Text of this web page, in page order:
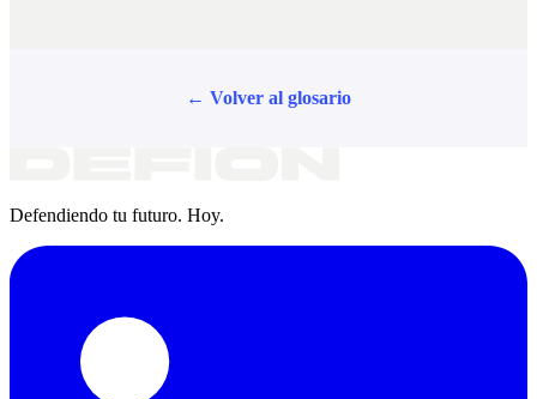
← Volver al glosario
Defendiendo tu futuro. Hoy.